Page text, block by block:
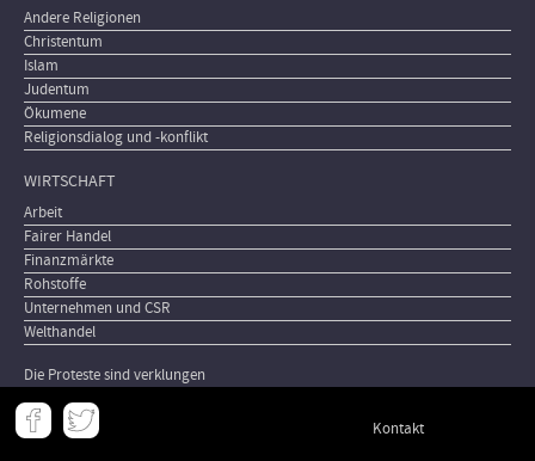
Andere Religionen
Christentum
Islam
Judentum
Ökumene
Religionsdialog und -konflikt
WIRTSCHAFT
Arbeit
Fairer Handel
Finanzmärkte
Rohstoffe
Unternehmen und CSR
Welthandel
Die Proteste sind verklungen
Meta
- Kontakt